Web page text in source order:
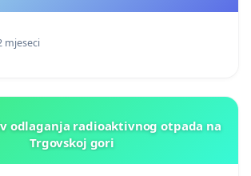
mjeseci
odlaganja radioaktivnog otpada na
Trgovskoj gori